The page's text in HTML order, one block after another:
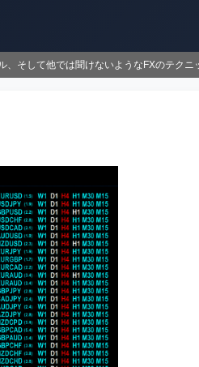
そして他では聞けないようなFXのテクニ